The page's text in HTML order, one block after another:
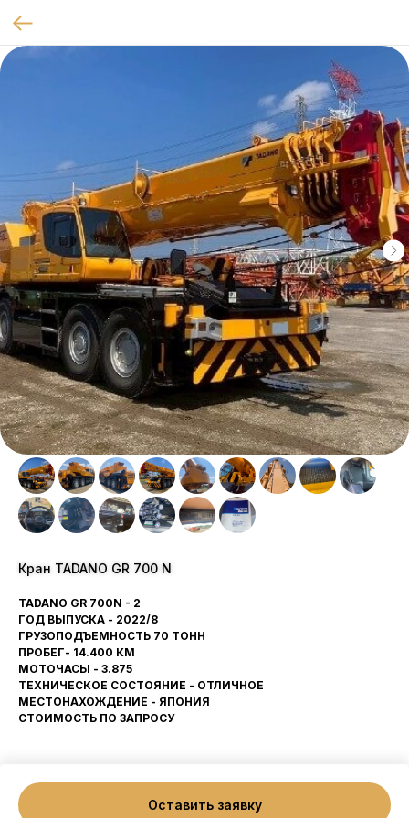
Кран TADANO GR 700 N
Оставить заявку
TADANO GR 700N - 2
ГОД ВЫПУСКА - 2022/8
ГРУЗОПОДЪЕМНОСТЬ 70 ТОНН
ПРОБЕГ- 14.400 КМ
МОТОЧАСЫ - 3.875
ТЕХНИЧЕСКОЕ СОСТОЯНИЕ - ОТЛИЧНОЕ
МЕСТОНАХОЖДЕНИЕ - ЯПОНИЯ
СТОИМОСТЬ ПО ЗАПРОСУ
Made on Tilda